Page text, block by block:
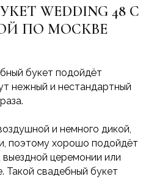
WEDDING 48 С
ПО МОСКВЕ
букет подойдёт
нежный и нестандартный
и немного дикой,
поэтому хорошо подойдёт
церемонии или
Такой свадебный букет